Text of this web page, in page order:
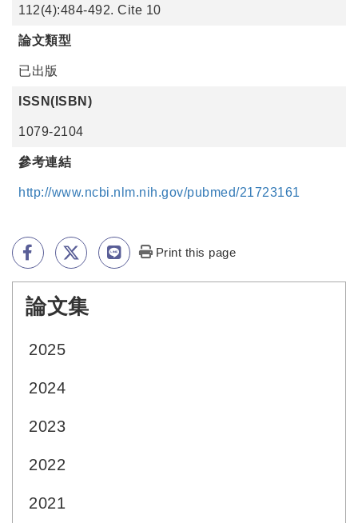
112(4):484-492. Cite 10
論文類型
已出版
ISSN(ISBN)
1079-2104
參考連結
http://www.ncbi.nlm.nih.gov/pubmed/21723161
Print this page
論文集
2025
2024
2023
2022
2021